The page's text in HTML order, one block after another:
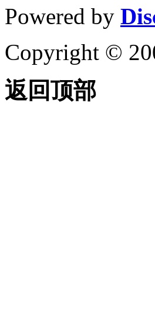
Powered by
Copyright ©
返回顶部